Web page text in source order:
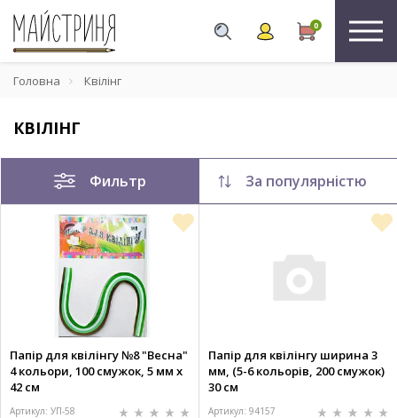
0
Головна Квілінг
КВІЛІНГ
Фильтр За популярністю
Папір для квілінгу №8 "Весна"
4 кольори, 100 смужок, 5 мм х
42 см
Артикул: УП-58
Папір для квілінгу ширина 3
мм, (5-6 кольорів, 200 смужок)
30 см
Артикул: 94157